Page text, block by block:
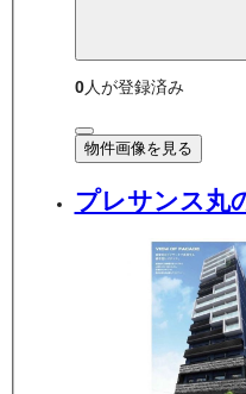
0人が登録済み
物件画像を見る
プレサンス丸